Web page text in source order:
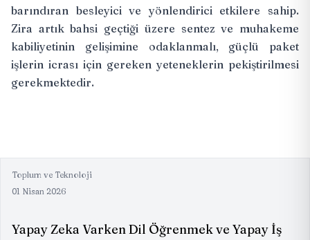
barındıran besleyici ve yönlendirici etkilere sahip.
Zira artık bahsi geçtiği üzere sentez ve muhakeme
kabiliyetinin gelişimine odaklanmalı, güçlü paket
işlerin icrası için gereken yeteneklerin pekiştirilmesi
gerekmektedir.
Toplum ve Teknoloji
01 Nisan 2026
Yapay Zeka Varken Dil Öğrenmek ve Yapay İş